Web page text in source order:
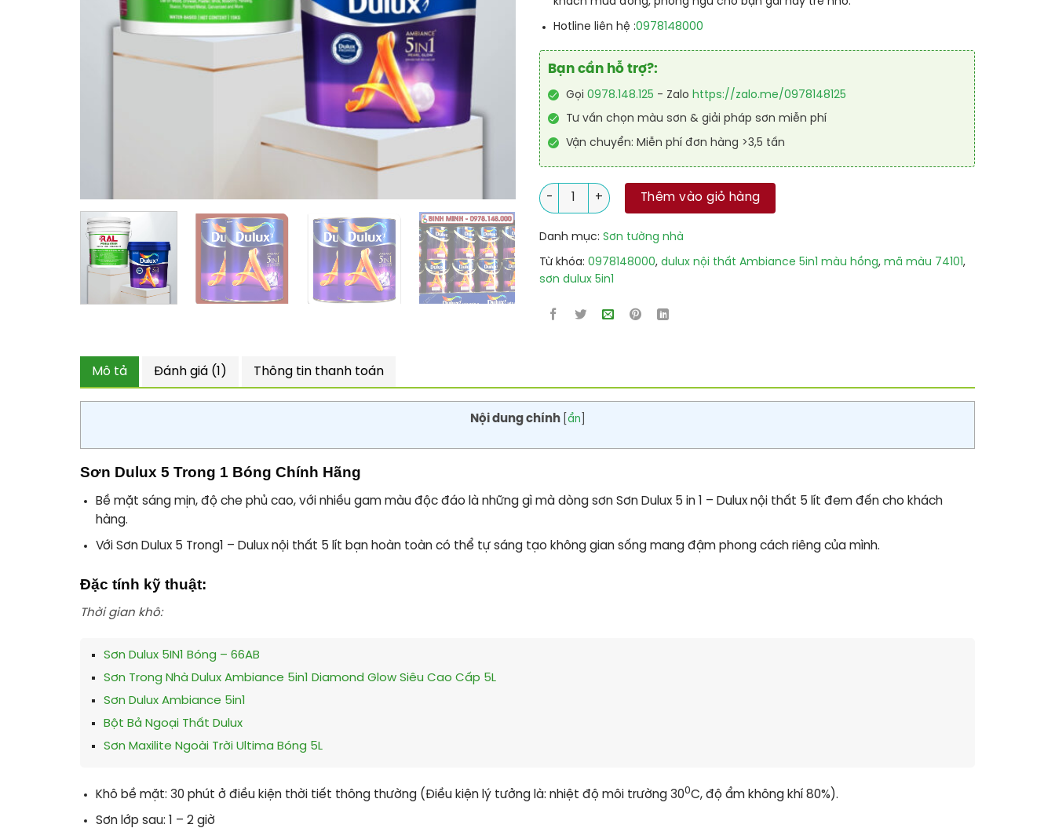
Hotline liên hệ :0978148000
Bạn cần hỗ trợ?:
Gọi 0978.148.125 - Zalo https://zalo.me/0978148125
Tư vấn chọn màu sơn & giải pháp sơn miễn phí
Vận chuyển: Miễn phí đơn hàng >3,5 tấn
Sơn Dulux Nội Thất Ambiance 5IN1 - Mã Màu Hồng 74101 (Paradise Pink) số lượng
Thêm vào giỏ hàng
Danh mục: Sơn tường nhà
Từ khóa: 0978148000, dulux nội thất Ambiance 5in1 màu hồng, mã màu 74101,
sơn dulux 5in1
Mô tả Đánh giá (1) Thông tin thanh toán
Nội dung chính ẩn
Sơn Dulux 5 Trong 1 Bóng Chính Hãng
Bề mặt sáng mịn, độ che phủ cao, với nhiều gam màu độc đáo là những gì mà dòng sơn Sơn Dulux 5 in 1 – Dulux nội thất 5 lít đem đến cho khách
hàng.
Với Sơn Dulux 5 Trong1 – Dulux nội thất 5 lít bạn hoàn toàn có thể tự sáng tạo không gian sống mang đậm phong cách riêng của mình.
Đặc tính kỹ thuật:
Thời gian khô:
Sơn Dulux 5IN1 Bóng – 66AB
Sơn Trong Nhà Dulux Ambiance 5in1 Diamond Glow Siêu Cao Cấp 5L
Sơn Dulux Ambiance 5in1
Bột Bả Ngoại Thất Dulux
Sơn Maxilite Ngoài Trời Ultima Bóng 5L
Khô bề mặt: 30 phút ở điều kiện thời tiết thông thường (Điều kiện lý tưởng là: nhiệt độ môi trường 300C, độ ẩm không khí 80%).
Sơn lớp sau: 1 – 2 giờ